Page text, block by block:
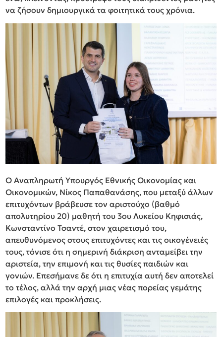
να ζήσουν δημιουργικά τα φοιτητικά τους χρόνια.
Ο Αναπληρωτή Υπουργός Εθνικής Οικονομίας και
Οικονομικών, Νίκος Παπαθανάσης, που μεταξύ άλλων
επιτυχόντων βράβευσε τον αριστούχο (βαθμό
απολυτηρίου 20) μαθητή του 3ου Λυκείου Κηφισιάς,
Κωνσταντίνο Τσαντέ, στον χαιρετισμό του,
απευθυνόμενος στους επιτυχόντες και τις οικογένειές
τους, τόνισε ότι η σημερινή διάκριση ανταμείβει την
αριστεία, την επιμονή και τις θυσίες παιδιών και
γονιών. Επεσήμανε δε ότι η επιτυχία αυτή δεν αποτελεί
το τέλος, αλλά την αρχή μιας νέας πορείας γεμάτης
επιλογές και προκλήσεις.